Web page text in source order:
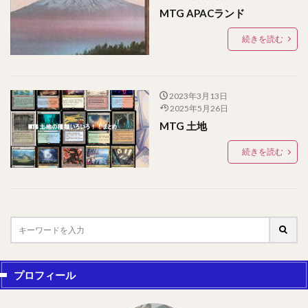
MTG APACランド
続きを読む
2023年3月13日
2025年5月26日
MTG 土地
続きを読む
プロフィール